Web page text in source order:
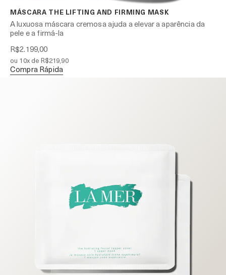
MÁSCARA THE LIFTING AND FIRMING MASK
A luxuosa máscara cremosa ajuda a elevar a aparência da
pele e a firmá-la
R$2.199,00
ou 10x de R$219,90
Compra Rápida